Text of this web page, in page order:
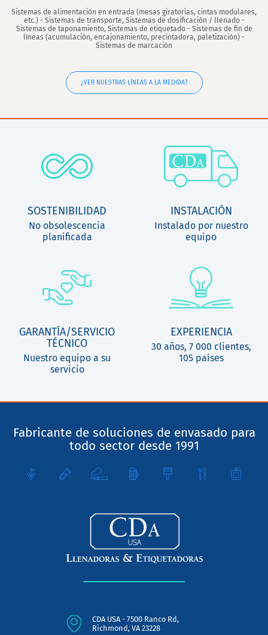
Sistemas de alimentación en entrada (mesas giratorias, cintas modulares,
etc.) - Sistemas de transporte, Sistemas de dosificación / llenado -
Sistemas de taponamiento, Sistemas de etiquetado - Sistemas de fin de
líneas (acumulación, encajonamiento, precintadora, paletización) -
Sistemas de marcación
¿VER NUESTRAS LÍNEAS A LA MEDIDA?
SOSTENIBILIDAD
No obsolescencia
planificada
INSTALACIÓN
Instalado por nuestro
equipo
GARANTÍA/SERVICIO
TÉCNICO
Nuestro equipo a su
servicio
EXPERIENCIA
30 años, 7 000 clientes,
105 países
Fabricante de soluciones de envasado para
todo sector desde 1991
CDA USA - 7500 Ranco Rd,
Richmond, VA 23228